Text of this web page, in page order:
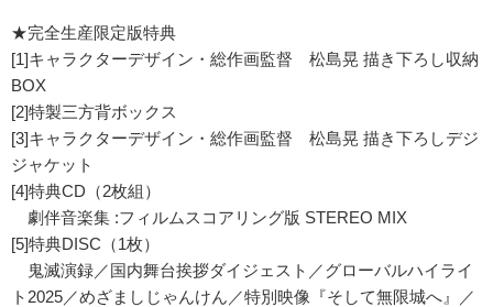
★完全生産限定版特典
[1]キャラクターデザイン・総作画監督 松島晃 描き下ろし収納
BOX
[2]特製三方背ボックス
[3]キャラクターデザイン・総作画監督 松島晃 描き下ろしデジ
ジャケット
[4]特典CD（2枚組）
劇伴音楽集 :フィルムスコアリング版 STEREO MIX
[5]特典DISC（1枚）
鬼滅演録／国内舞台挨拶ダイジェスト／グローバルハイライ
ト2025／めざましじゃんけん／特別映像『そして無限城へ』／